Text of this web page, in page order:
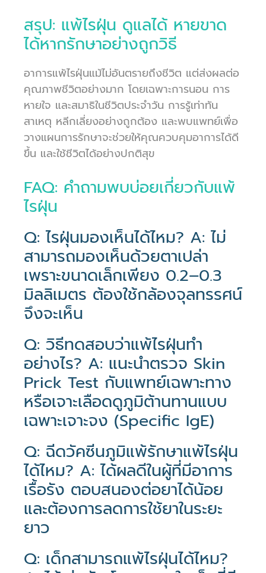
สรุป: แพ้ไรฝุ่น ดูแลได้ หายขาด
ได้หากรักษาอย่างถูกวิธี
อาการแพ้ไรฝุ่นแม้ไม่อันตรายถึงชีวิต แต่ส่งผลต่อ
คุณภาพชีวิตอย่างมาก โดยเฉพาะการนอน การ
หายใจ และสมาธิในชีวิตประจำวัน การรู้เท่าทัน
สาเหตุ หลีกเลี่ยงอย่างถูกต้อง และพบแพทย์เพื่อ
วางแผนการรักษาจะช่วยให้คุณควบคุมอาการได้ดี
ขึ้น และใช้ชีวิตได้อย่างปกติสุข
FAQ: คำถามพบบ่อยเกี่ยวกับแพ้
ไรฝุ่น
Q: ไรฝุ่นมองเห็นได้ไหม? A: ไม่
สามารถมองเห็นด้วยตาเปล่า
เพราะขนาดเล็กเพียง 0.2–0.3
มิลลิเมตร ต้องใช้กล้องจุลทรรศน์
จึงจะเห็น
Q: วิธีทดสอบว่าแพ้ไรฝุ่นทำ
อย่างไร? A: แนะนำตรวจ Skin
Prick Test กับแพทย์เฉพาะทาง
หรือเจาะเลือดดูภูมิต้านทานแบบ
เฉพาะเจาะจง (Specific IgE)
Q: ฉีดวัคซีนภูมิแพ้รักษาแพ้ไรฝุ่น
ได้ไหม? A: ได้ผลดีในผู้ที่มีอาการ
เรื้อรัง ตอบสนองต่อยาได้น้อย
และต้องการลดการใช้ยาในระยะ
ยาว
Q: เด็กสามารถแพ้ไรฝุ่นได้ไหม?